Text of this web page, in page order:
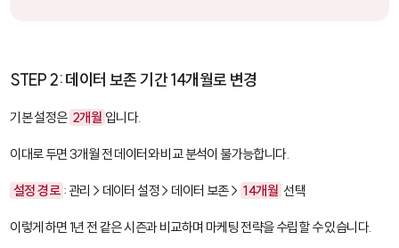
STEP 2: 데이터 보존 기간 14개월로 변경
기본 설정은 2개월 입니다.
이대로 두면 3개월 전 데이터와 비교 분석이 불가능합니다.
설정 경로 : 관리 > 데이터 설정 > 데이터 보존 > 14개월 선택
이렇게 하면 1년 전 같은 시즌과 비교하며 마케팅 전략을 수립할 수 있습니다.